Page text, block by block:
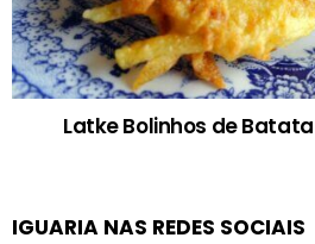
Latke Bolinhos de
IGUARIA NAS REDES SOCIAIS